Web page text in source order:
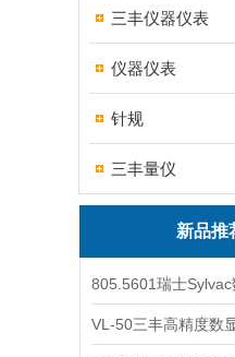
三丰仪器仪表
仪器仪表
针规
三丰量仪
新品推
VL-50三丰高精度数